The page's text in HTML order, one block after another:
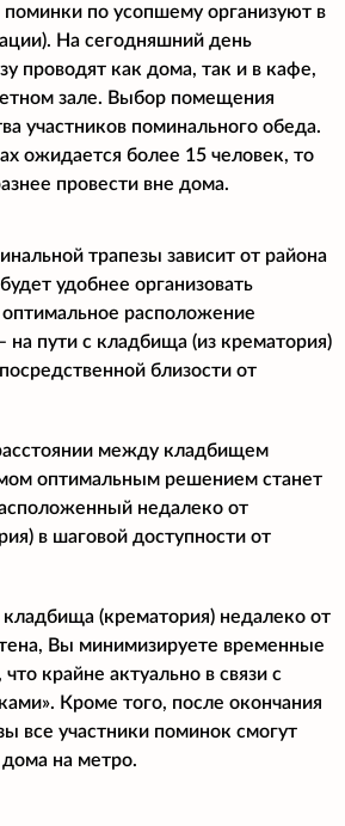
поминки по усопшему организуют в
На сегодняшний день
проводят как дома, так и в кафе,
зале. Выбор помещения
участников поминального обеда.
ожидается более 15 человек, то
провести вне дома.
трапезы зависит от района
удобнее организовать
расположение
на пути с кладбища (из крематория)
близости от
между кладбищем
оптимальным решением станет
недалеко от
в шаговой доступности от
кладбища (крематория) недалеко от
Вы минимизируете временные
крайне актуально в связи с
Кроме того, после окончания
все участники поминок смогут
на метро.